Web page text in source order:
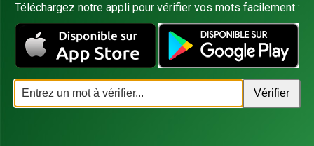
Téléchargez notre appli pour vérifier vos mots facilement :